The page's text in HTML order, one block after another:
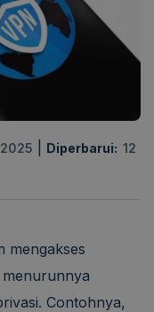
Diperbarui: 12
mengakses
Contohnya,